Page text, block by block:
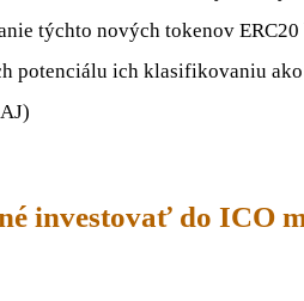
týchto nových tokenov
potenciálu ich klasifikovaniu
investovať do ICO